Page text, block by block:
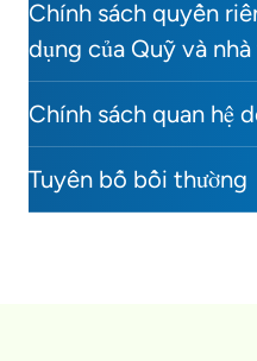
Chính sách quyền
dụng của Quỹ và
Chính sách quan hệ
Tuyên bố bồi thường